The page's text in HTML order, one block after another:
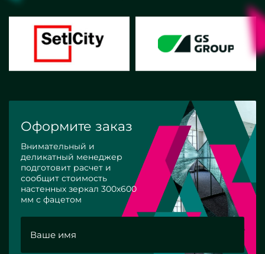
Оформите заказ
Внимательный и
деликатный менеджер
подготовит расчет и
сообщит стоимость
настенных зеркал 300х600
мм с фацетом